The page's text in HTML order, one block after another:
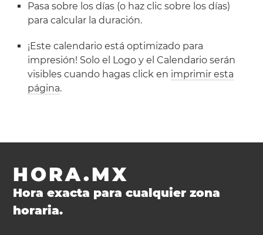
Pasa sobre los días (o haz clic sobre los días)
para calcular la duración.
¡Este calendario está optimizado para
impresión! Solo el Logo y el Calendario serán
visibles cuando hagas click en imprimir esta
página.
HORA.MX
Hora exacta para cualquier zona
horaria.